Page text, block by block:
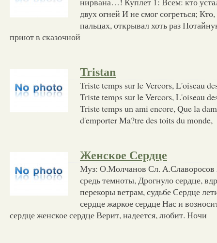
двух огней И не смог согреться;
пальцах, открывал хоть раз
приют в сказочной
Tristan
Triste temps sur le Vercors, L'oiseau
Triste temps sur le Vercors, L'oiseau
Triste temps un ami encore, Que la
d'emporter Ma?tre des toits du monde,
Женское Сердце
Муз: О.Молчанов Сл. А.Славоросов
средь темноты, Дрогнуло сердце,
перекоры ветрам, судьбе Сердце
сердце жаркое сердце Нас и
сердце женское сердце Верит, надеется, любит. Ночи